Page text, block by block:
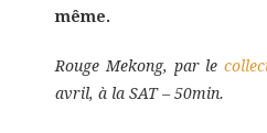
même.
Rouge Mekong, par le
avril, à la SAT – 50min.